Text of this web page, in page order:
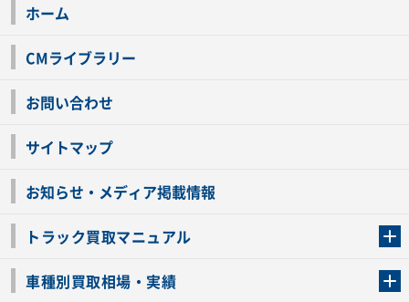
ホーム
CMライブラリー
お問い合わせ
サイトマップ
お知らせ・メディア掲載情報
トラック買取マニュアル
車種別買取相場・実績